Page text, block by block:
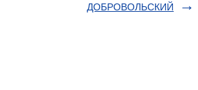
ДОБРОВОЛЬСКИЙ